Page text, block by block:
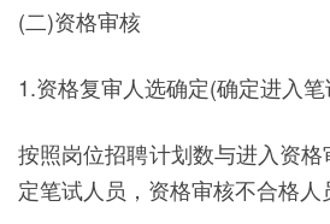
(二)资格审核
1.资格复审人选确定(确定进入
按照岗位招聘计划数与进入资
定笔试人员，资格审核不合格人